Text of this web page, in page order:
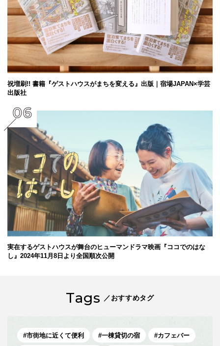
祝増刷!! 書籍『ゲストハウスがまちを変える』出版｜宿場JAPAN×学芸
出版社
実在するゲストハウスが舞台のヒューマンドラマ映画『ココでのはな
し』2024年11月8日より全国順次公開
Tags ／おすすめタグ
市街地に近くて便利 一棟貸切の宿 カフェバー